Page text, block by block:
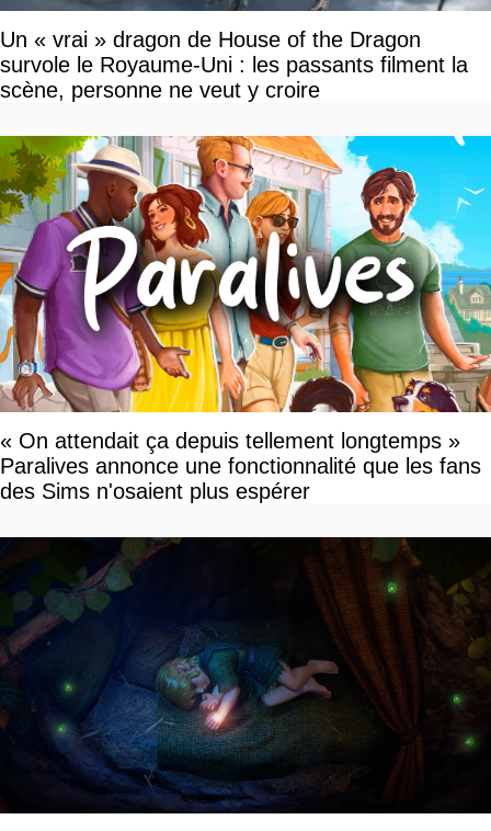
Un « vrai » dragon de House of the Dragon
survole le Royaume-Uni : les passants filment la
scène, personne ne veut y croire
« On attendait ça depuis tellement longtemps »
Paralives annonce une fonctionnalité que les fans
des Sims n'osaient plus espérer